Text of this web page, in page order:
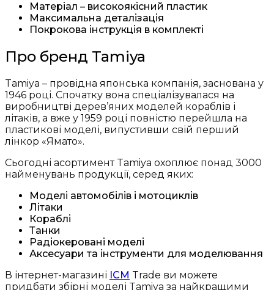
Матеріал – високоякісний пластик
Максимальна деталізація
Покрокова інструкція в комплекті
Про бренд Tamiya
Tamiya – провідна японська компанія, заснована у
1946 році. Спочатку вона спеціалізувалася на
виробництві дерев’яних моделей кораблів і
літаків, а вже у 1959 році повністю перейшла на
пластикові моделі, випустивши свій перший
лінкор «Ямато».
Сьогодні асортимент Tamiya охоплює понад 3000
найменувань продукції, серед яких:
Моделі автомобілів і мотоциклів
Літаки
Кораблі
Танки
Радіокеровані моделі
Аксесуари та інструменти для моделювання
В інтернет-магазині ICM Trade ви можете
придбати збірні моделі Tamiya за найкращими